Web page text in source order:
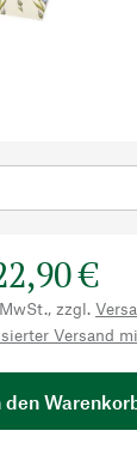
€
zzgl.
Versand
den